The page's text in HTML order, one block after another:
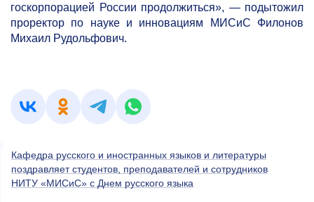
госкорпорацией России продолжиться», — подытожил
проректор по науке и инновациям МИСиС Филонов
Михаил Рудольфович.
Кафедра русского и иностранных языков и литературы
поздравляет студентов, преподавателей и сотрудников
НИТУ «МИСиС» с Днем русского языка